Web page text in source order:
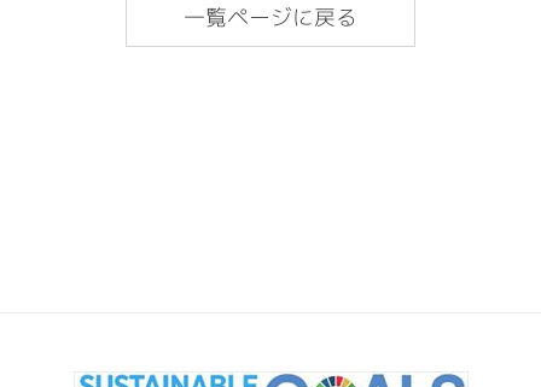
一覧ページに戻る